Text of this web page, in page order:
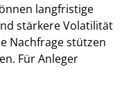
langfristige
stärkere Volatilität
Nachfrage stützen
Für Anleger